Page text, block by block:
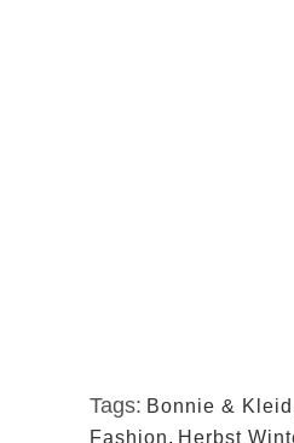
Tags: Bonnie & Kleid
Fashion, Herbst